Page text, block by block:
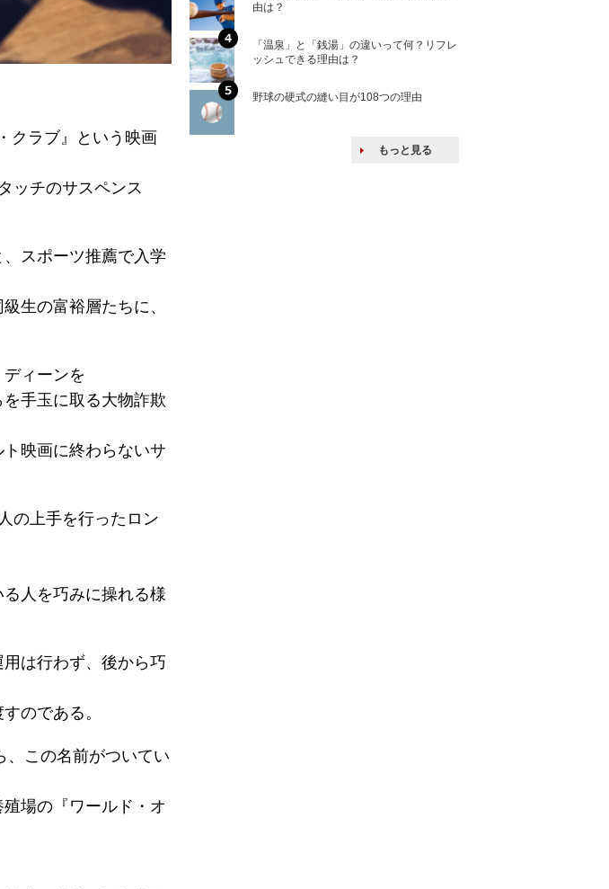
クラブ』という映画
ッチのサスペンス
スポーツ推薦で入学
生の富裕層たちに、
ィーンを
手玉に取る大物詐欺
映画に終わらないサ
の上手を行ったロン
人を巧みに操れる様
は行わず、後から巧
のである。
、この名前がついてい
場の『ワールド・オ
由は？
「温泉」と「銭湯」の違いって何？リフレ
ッシュできる理由は？
野球の硬式の縫い目が108つの理由
もっと見る